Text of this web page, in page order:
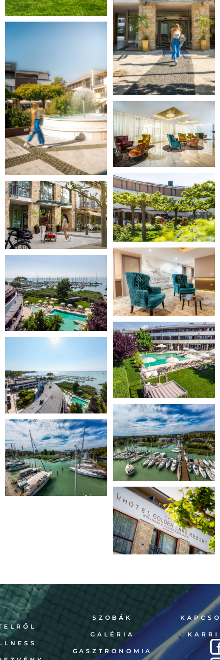
SZOBÁK
GALÉRIA
GASZTRONOMIA